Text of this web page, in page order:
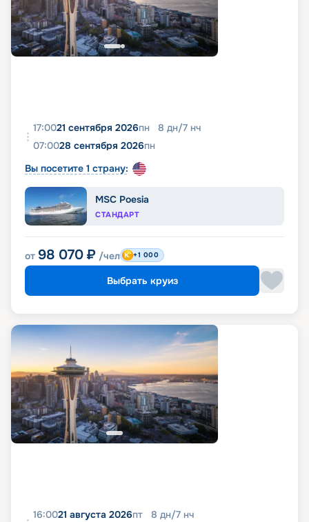
17:0021 сентября 2026пн 8 дн/7 нч
07:0028 сентября 2026пн
Вы посетите 1 страну:
MSC Poesia
СТАНДАРТ
от 98 070 ₽ /чел +1 000
Выбрать круиз
16:0021 августа 2026пт 8 дн/7 нч